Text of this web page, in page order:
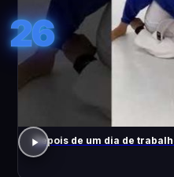
26
Depois de um dia de